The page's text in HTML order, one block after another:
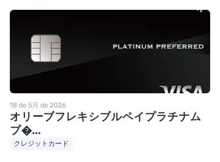
18 de 5月 de 2026
オリーブフレキシブルペイプラチナム
プ�...
クレジットカード